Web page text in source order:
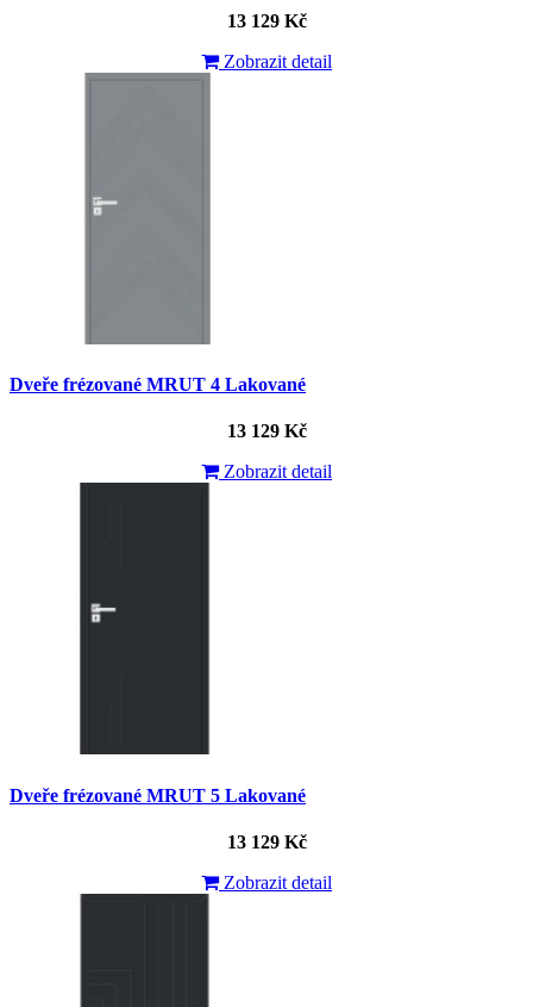
13 129 Kč
Zobrazit detail
Dveře frézované MRUT 4 Lakované
13 129 Kč
Zobrazit detail
Dveře frézované MRUT 5 Lakované
13 129 Kč
Zobrazit detail